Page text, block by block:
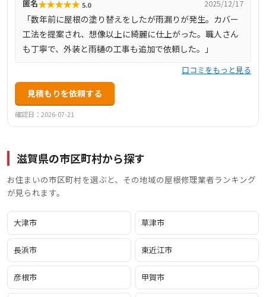
匿名★★★★★ 5.0 2025/12/17
「数年前に屋根の塗り替えをしたが雨漏りが発生。カバー
工法を提案され、想像以上に綺麗に仕上がった。職人さん
も丁寧で、外装と雨樋の工事も追加で依頼した。」
口コミをもっと見る
見積もりを依頼する
確認日：2026-07-21
滋賀県の市区町村から探す
お住まいの市区町村を選ぶと、その地域の屋根修理業者ランキング
が見られます。
大津市 草津市
長浜市 東近江市
彦根市 甲賀市